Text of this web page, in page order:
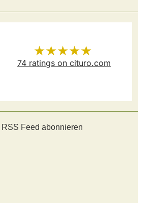
Schösserhas
★★★★★
74 ratings on cituro.com
RSS Feed abonnieren